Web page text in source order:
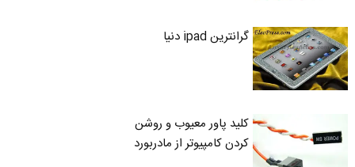
گرانترین ipad دنیا
کلید پاور معیوب و روشن
کردن کامپیوتر از مادربورد